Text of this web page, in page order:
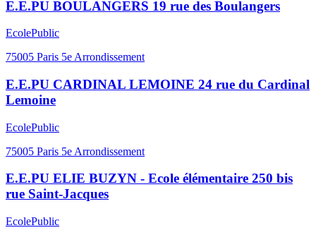
E.E.PU BOULANGERS 19 rue des Boulangers
EcolePublic
75005 Paris 5e Arrondissement
E.E.PU CARDINAL LEMOINE 24 rue du Cardinal
Lemoine
EcolePublic
75005 Paris 5e Arrondissement
E.E.PU ELIE BUZYN - Ecole élémentaire 250 bis
rue Saint-Jacques
EcolePublic